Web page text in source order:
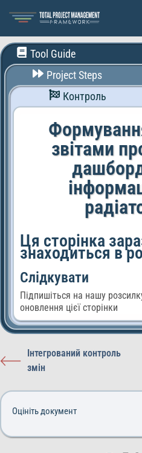
Tool Guide
Project Steps
Контроль
звітами
Ця сторінка
знаходиться в
Слідкувати
Підпишіться на нашу
оновлення цієї сторінки
Інтегрований контроль
змін
Оцініть документ